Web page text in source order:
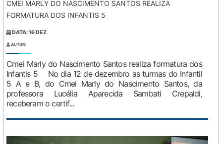
CMEI MARLY DO NASCIMENTO SANTOS REALIZA
FORMATURA DOS INFANTIS 5
DATA: 16 DEZ
AUTOR:
Cmei Marly do Nascimento Santos realiza formatura dos
Infantis 5 No dia 12 de dezembro as turmas do Infantil
5 A e B, do Cmei Marly do Nascimento Santos, da
professora Lucélia Aparecida Sambati Crepaldi,
receberam o certif...